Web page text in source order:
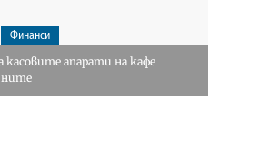
Финанси
касовите апарати на кафе